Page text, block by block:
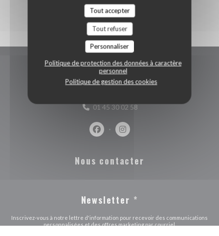
Tout accepter
Tout refuser
Personnaliser
Politique de protection des données à caractère
personnel
Politique de gestion des cookies
Accès/Contact
01 45 30 02 58
Facebook ((ouvre une nouvelle
Instagram ((ouvre une
Nous contacter
Newsletter *
Inscrivez-vous à notre lettre d'information pour recevoir des communications
personnalisées et des offres marketing par courriel.